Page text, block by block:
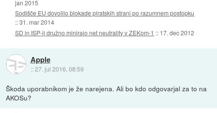
jan 2015
Sodišče EU dovolilo blokade piratskih strani po razumnem postopku
::31. mar 2014
SD in ISP-ji družno minirajo net neutrality v ZEKom-1 :: 17. dec 2012
Apple
::27. jul 2016, 08:59
Škoda uporabnikom je že narejena. Ali bo kdo odgovarjal za to na
AKOSu?